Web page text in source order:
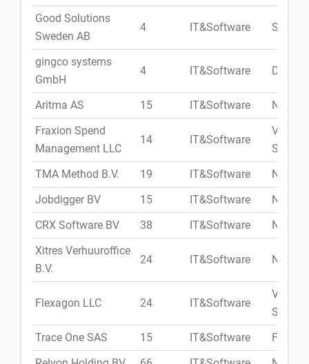
Good Solutions
Sweden AB
4 IT&Software
gingco systems
GmbH
4 IT&Software
Aritma AS 15 IT&Software
Fraxion Spend
Management LLC
14 IT&Software
Staaten
TMA Method B.V.
19 IT&Software
Jobdigger BV
15 IT&Software
CRX Software BV
38 IT&Software
Xitres Verhuuroffice
B.V.
24 IT&Software
Flexagon LLC 24 IT&Software
Staaten
Trace One SAS
15 IT&Software